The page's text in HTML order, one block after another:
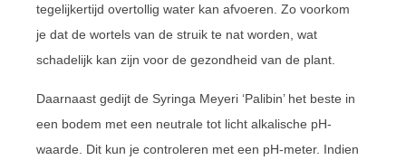
tegelijkertijd overtollig water kan afvoeren. Zo voorkom
je dat de wortels van de struik te nat worden, wat
schadelijk kan zijn voor de gezondheid van de plant.
Daarnaast gedijt de Syringa Meyeri ‘Palibin’ het beste in
een bodem met een neutrale tot licht alkalische pH-
waarde. Dit kun je controleren met een pH-meter. Indien